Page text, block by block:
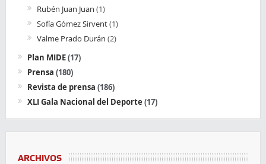
Rubén Juan Juan (1)
Sofía Gómez Sirvent(1)
Valme Prado Durán (2)
Plan MIDE(17)
Prensa (180)
Revista de prensa (186)
XLI Gala Nacional del Deporte (17)
ARCHIVOS